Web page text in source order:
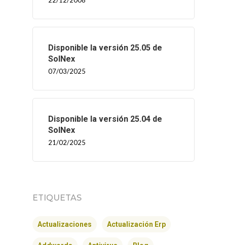
Disponible la versión 25.05 de
SolNex
07/03/2025
Disponible la versión 25.04 de
SolNex
21/02/2025
ETIQUETAS
Actualizaciones Actualización Erp